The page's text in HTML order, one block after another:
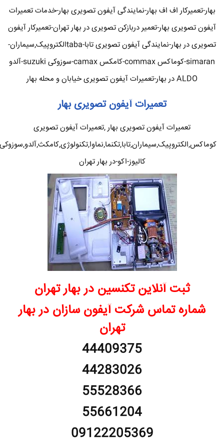
بهار-تعمیرکار اف اف بهار-نمایندگی آیفون تصویری بهار-خدمات تعمیرات
آیفون تصویری بهار-تعمیر دربازکن تصویری در بهار تهران-تعمیرکار آیفون
تصویری در بهار-نمایندگی آیفون تصویری تابا-tabaالکتروپیک,سیماران-
simaran-کوماکس commax-کامکس camax-سوزوکی suzuki-آلدو
ALDO در بهار-تعمیرات آیفون تصویری خیابان و محله بهار
تعمیرات آیفون تصویری بهار
تعمیرات آیفون تصویری بهار ,تعمیرات آیفون تصویری
کوماکس,الکتروپیک,سیماران,تابا,تکنما,نماوا,تکنولوژی,کامکث,آلدو,سوزوکی
کالیوز-اکو-در بهار تهران
ثبت آنلاین تکنسین در بهار تهران
شماره تماس شرکت آیفون سازان در بهار
تهران
44409375
44283026
55528366
55661204
09122205369